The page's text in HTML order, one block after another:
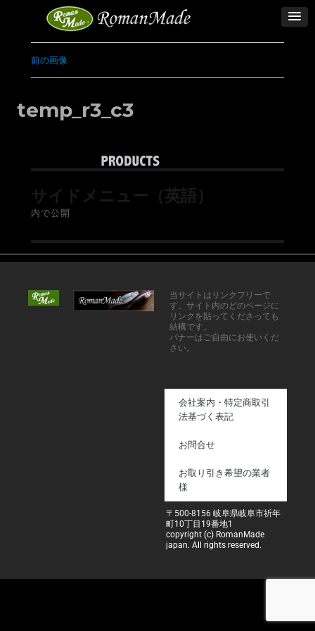
前の画像
temp_r3_c3
サイドメニュー（英語）
内で公開
当サイトはリンクフリーで
す。サイト内のどのページに
リンクを貼ってくださっても
結構です。
バナーはご自由にお使いくだ
さい。
会社案内・特定商取引
法基づく表記
お問合せ
お取り引き希望の業者
様
〒500-8156 岐阜県岐阜市祈年
町10丁目19番地1
copyright (c) RomanMade
japan. All rights reserved.